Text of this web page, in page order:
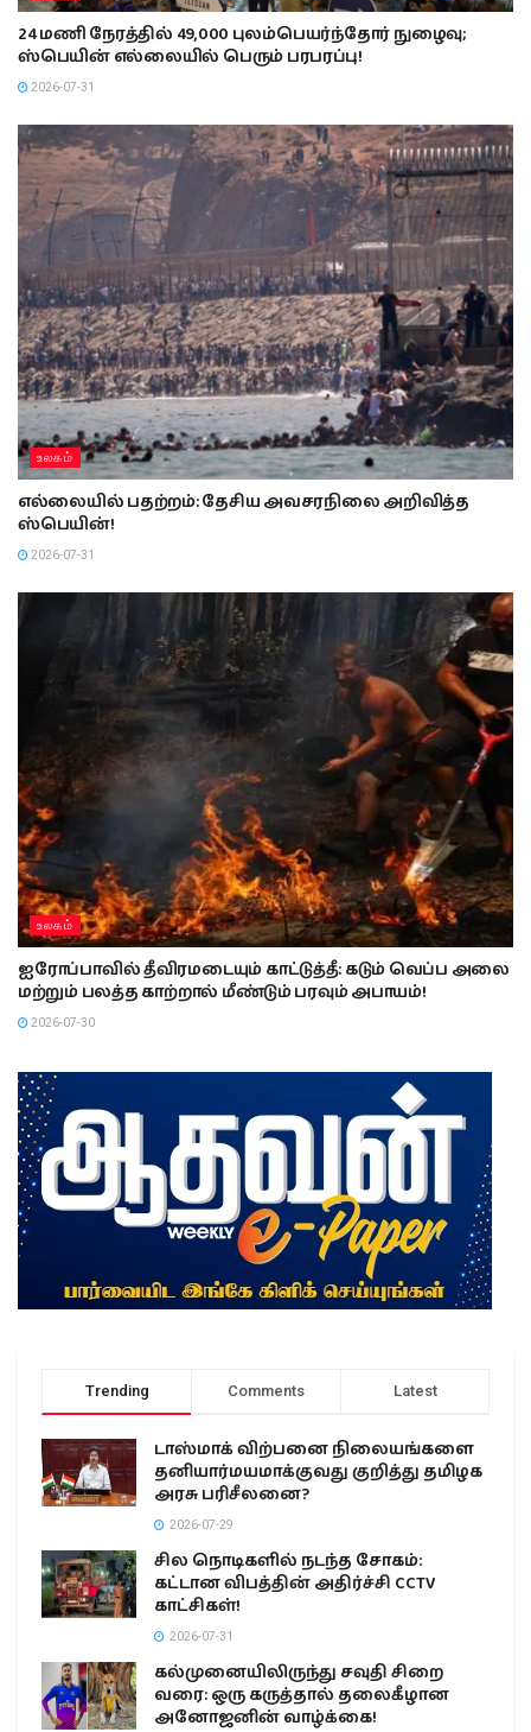
24 மணி நேரத்தில் 49,000 புலம்பெயர்ந்தோர் நுழைவு;
ஸ்பெயின் எல்லையில் பெரும் பரபரப்பு!
2026-07-31
உலகம்
எல்லையில் பதற்றம்: தேசிய அவசரநிலை அறிவித்த
ஸ்பெயின்!
2026-07-31
உலகம்
ஐரோப்பாவில் தீவிரமடையும் காட்டுத்தீ: கடும் வெப்ப அலை
மற்றும் பலத்த காற்றால் மீண்டும் பரவும் அபாயம்!
2026-07-30
Trending Comments Latest
டாஸ்மாக் விற்பனை நிலையங்களை
தனியார்மயமாக்குவது குறித்து தமிழக
அரசு பரிசீலனை?
2026-07-29
சில நொடிகளில் நடந்த சோகம்:
கட்டான விபத்தின் அதிர்ச்சி CCTV
காட்சிகள்!
2026-07-31
கல்முனையிலிருந்து சவுதி சிறை
வரை: ஒரு கருத்தால் தலைகீழான
அனோஜனின் வாழ்க்கை!